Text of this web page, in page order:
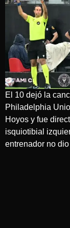
El 10 dejó la
Philadelphia
Hoyos y fue
isquiotibial
entrenador no